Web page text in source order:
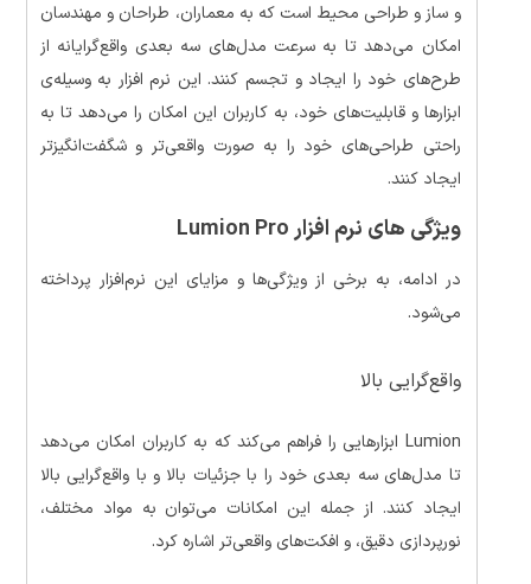
و ساز و طراحی محیط است که به معماران، طراحان و مهندسان
امکان می‌دهد تا به سرعت مدل‌های سه بعدی واقع‌گرایانه از
طرح‌های خود را ایجاد و تجسم کنند. این نرم افزار به وسیله‌ی
ابزارها و قابلیت‌های خود، به کاربران این امکان را می‌دهد تا به
راحتی طراحی‌های خود را به صورت واقعی‌تر و شگفت‌انگیزتر
ایجاد کنند.
ویژگی های نرم افزار Lumion Pro
در ادامه، به برخی از ویژگی‌ها و مزایای این نرم‌افزار پرداخته
می‌شود.
واقع‌گرایی بالا
Lumion ابزارهایی را فراهم می‌کند که به کاربران امکان می‌دهد
تا مدل‌های سه بعدی خود را با جزئیات بالا و با واقع‌گرایی بالا
ایجاد کنند. از جمله این امکانات می‌توان به مواد مختلف،
نورپردازی دقیق، و افکت‌های واقعی‌تر اشاره کرد.